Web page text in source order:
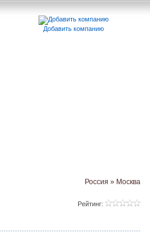
Добавить компанию
Россия » Москва
Рейтинг: